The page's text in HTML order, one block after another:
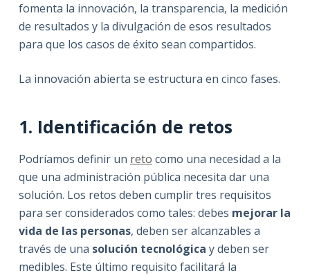
fomenta la innovación, la transparencia, la medición
de resultados y la divulgación de esos resultados
para que los casos de éxito sean compartidos.
La innovación abierta se estructura en cinco fases.
1. Identificación de retos
Podríamos definir un reto como una necesidad a la
que una administración pública necesita dar una
solución. Los retos deben cumplir tres requisitos
para ser considerados como tales: debes mejorar la
vida de las personas, deben ser alcanzables a
través de una solución tecnológica y deben ser
medibles. Este último requisito facilitará la